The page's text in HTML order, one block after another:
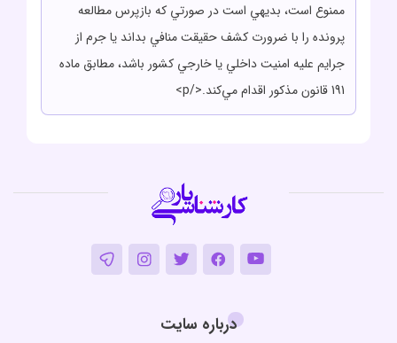
ممنوع است، بديهي است در صورتي که بازپرس مطالعه
پرونده را با ضرورت کشف حقيقت منافي بداند يا جرم از
جرايم عليه امنيت داخلي يا خارجي کشور باشد، مطابق ماده
191 قانون مذکور اقدام مي‌کند.</p>
درباره سایت